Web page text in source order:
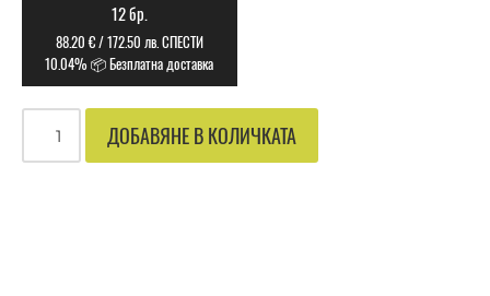
12 бр.
88.20€/172.50 лв.СПЕСТИ
10.04% 📦 Безплатна доставка
ДОБАВЯНЕ В КОЛИЧКАТА